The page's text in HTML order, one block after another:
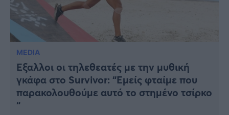
MEDIA
Έξαλλοι οι τηλεθεατές με την μυθική
γκάφα στο Survivor: “Εμείς φταίμε που
παρακολουθούμε αυτό το στημένο τσίρκο
“